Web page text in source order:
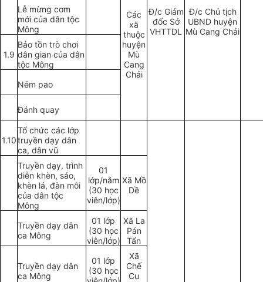
Đ/c Giám
đốc Sở
VHTTDL
Đ/c Chủ tịch
UBND huyện
Mù Cang Chải
Các
xã
thuộc
huyện
Mù
Cang
Chải
Lễ mừng cơm
mới của dân tộc
Mông
1.9
Bảo tồn trò chơi
dân gian của dân
tộc Mông
Ném pao
Đánh quay
1.10
Tổ chức các lớp
truyền dạy dân
ca, dân vũ
Truyền dạy, trình
diễn khèn, sáo,
khèn lá, đàn môi
của dân tộc
Mông
01
lớp/năm
(30 học
viên/lớp)
Xã Mồ
Dề
Truyền dạy dân
ca Mông
01 lớp
(30 học
viên/lớp)
Xã La
Pán
Tẩn
Truyền dạy dân
ca Mông
01 lớp
(30 học
Xã
Chế
Cu